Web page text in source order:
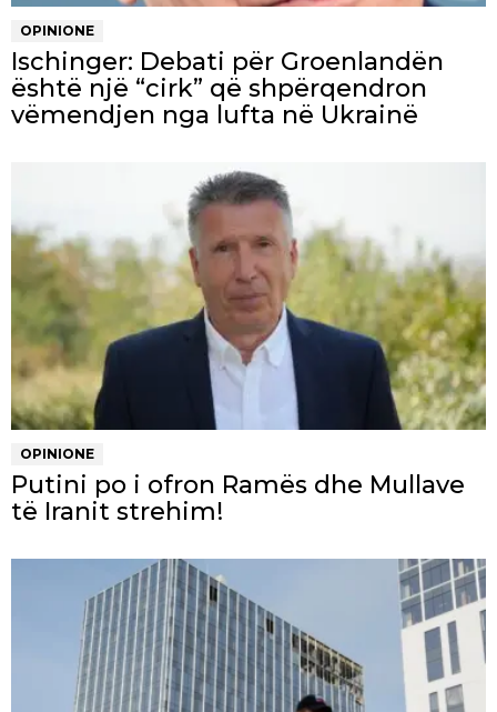
OPINIONE
Ischinger: Debati për Groenlandën
është një “cirk” që shpërqendron
vëmendjen nga lufta në Ukrainë
OPINIONE
Putini po i ofron Ramës dhe Mullave
të Iranit strehim!